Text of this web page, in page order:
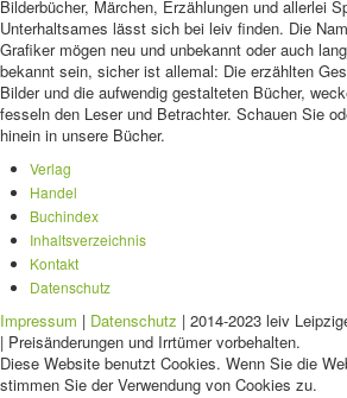
Bilderbücher, Märchen, Erzählungen und allerlei
Unterhaltsames lässt sich bei leiv finden. Die
Grafiker mögen neu und unbekannt oder auch
bekannt sein, sicher ist allemal: Die erzählten
Bilder und die aufwendig gestalteten Bücher,
fesseln den Leser und Betrachter. Schauen Sie
hinein in unsere Bücher.
Verlag
Handel
Buchindex
Inhaltsverzeichnis
Kontakt
Datenschutz
Impressum | Datenschutz | 2014-2023 leiv
| Preisänderungen und Irrtümer vorbehalten.
Diese Website benutzt Cookies. Wenn Sie die
stimmen Sie der Verwendung von Cookies zu.